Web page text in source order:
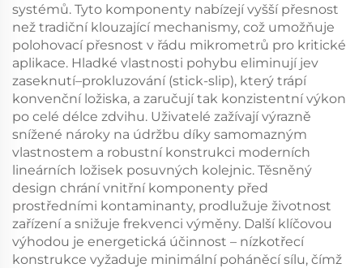
systémů. Tyto komponenty nabízejí vyšší přesnost
než tradiční klouzající mechanismy, což umožňuje
polohovací přesnost v řádu mikrometrů pro kritické
aplikace. Hladké vlastnosti pohybu eliminují jev
zaseknutí–prokluzování (stick-slip), který trápí
konvenční ložiska, a zaručují tak konzistentní výkon
po celé délce zdvihu. Uživatelé zažívají výrazně
snížené nároky na údržbu díky samomazným
vlastnostem a robustní konstrukci moderních
lineárních ložisek posuvných kolejnic. Těsněný
design chrání vnitřní komponenty před
prostředními kontaminanty, prodlužuje životnost
zařízení a snižuje frekvenci výměny. Další klíčovou
výhodou je energetická účinnost – nízkotřecí
konstrukce vyžaduje minimální poháněcí sílu, čímž